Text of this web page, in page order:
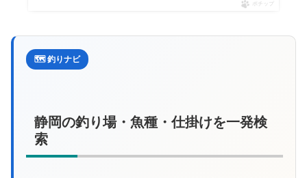
ポチップ
🗺️ 釣りナビ
静岡の釣り場・魚種・仕掛けを一発検
索